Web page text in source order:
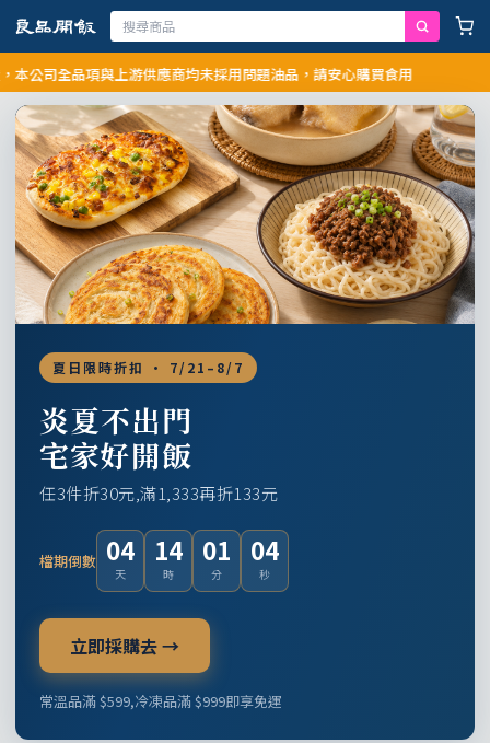
全品項與上游供應商均未採用問題油品，請安心購買食用
夏日限時折扣 · 7/21–8/7
炎夏不出門
宅家好開飯
任3件折30元,滿1,333再折133元
檔期倒數 04
天
14
時
01
分
03
秒
立即採購去 →
常溫品滿 $599,冷凍品滿 $999即享免運